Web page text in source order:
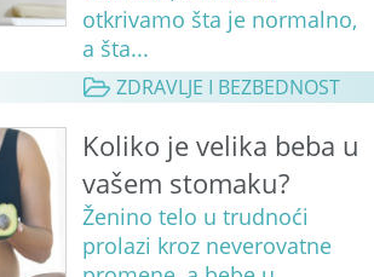
otkrivamo šta je normalno,
a šta...
ZDRAVLJE I BEZBEDNOST
Koliko je velika beba u
vašem stomaku?
Ženino telo u trudnoći
prolazi kroz neverovatne